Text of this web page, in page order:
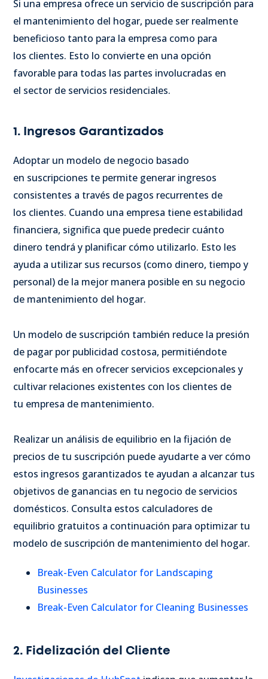
Si una empresa ofrece un servicio de suscripción para
el mantenimiento del hogar, puede ser realmente
beneficioso tanto para la empresa como para
los clientes. Esto lo convierte en una opción
favorable para todas las partes involucradas en
el sector de servicios residenciales.
1. Ingresos Garantizados
Adoptar un modelo de negocio basado
en suscripciones te permite generar ingresos
consistentes a través de pagos recurrentes de
los clientes. Cuando una empresa tiene estabilidad
financiera, significa que puede predecir cuánto
dinero tendrá y planificar cómo utilizarlo. Esto les
ayuda a utilizar sus recursos (como dinero, tiempo y
personal) de la mejor manera posible en su negocio
de mantenimiento del hogar.
Un modelo de suscripción también reduce la presión
de pagar por publicidad costosa, permitiéndote
enfocarte más en ofrecer servicios excepcionales y
cultivar relaciones existentes con los clientes de
tu empresa de mantenimiento.
Realizar un análisis de equilibrio en la fijación de
precios de tu suscripción puede ayudarte a ver cómo
estos ingresos garantizados te ayudan a alcanzar tus
objetivos de ganancias en tu negocio de servicios
domésticos. Consulta estos calculadores de
equilibrio gratuitos a continuación para optimizar tu
modelo de suscripción de mantenimiento del hogar.
Break-Even Calculator for Landscaping
Businesses
Break-Even Calculator for Cleaning Businesses
2. Fidelización del Cliente